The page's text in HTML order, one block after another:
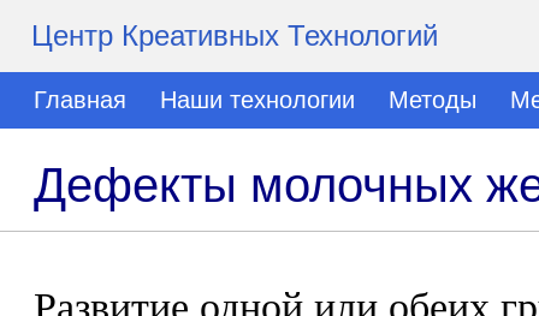
Центр Креативных Технологий
Главная Наши технологии Методы
Дефекты молочных
Развитие одной или обеих